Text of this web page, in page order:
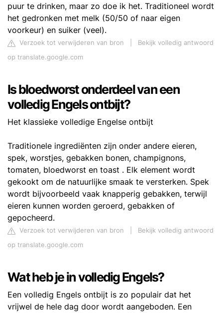
puur te drinken, maar zo doe ik het. Traditioneel wordt
het gedronken met melk (50/50 of naar eigen
voorkeur) en suiker (veel).
Verzoek tot verwijderen van bron
Bekijk volledig antwoord
op translate.google.com
Is bloedworst onderdeel van een
volledig Engels ontbijt?
Het klassieke volledige Engelse ontbijt
Traditionele ingrediënten zijn onder andere eieren,
spek, worstjes, gebakken bonen, champignons,
tomaten, bloedworst en toast . Elk element wordt
gekookt om de natuurlijke smaak te versterken. Spek
wordt bijvoorbeeld vaak knapperig gebakken, terwijl
eieren kunnen worden geroerd, gebakken of
gepocheerd.
Verzoek tot verwijderen van bron
Bekijk volledig antwoord
op translate.google.com
Wat heb je in volledig Engels?
Een volledig Engels ontbijt is zo populair dat het
vrijwel de hele dag door wordt aangeboden. Een